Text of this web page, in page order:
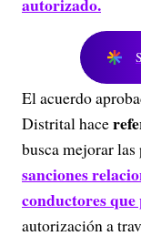
El acuerdo
Distrital hace
busca mejorar
sanciones
conductores
autorización a